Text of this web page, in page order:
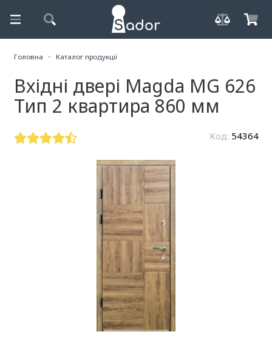
Головна Каталог продукції
Вхідні двері Magda MG 626
Тип 2 квартира 860 мм
Код: 54364